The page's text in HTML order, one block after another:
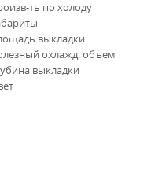
ть по холоду
выкладки
охлажд. объем
выкладки